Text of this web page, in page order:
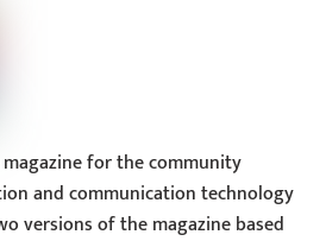
magazine for the community
and communication technology
versions of the magazine based